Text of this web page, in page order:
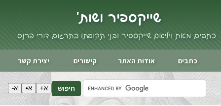
שייקספיר ושות'
כתבים מאת ויליאם שייקספיר ובני תקופתו בתרגום דורי פרנס
כתבים אודות האתר קישורים יצירת קשר
חיפוש א+ א• א-